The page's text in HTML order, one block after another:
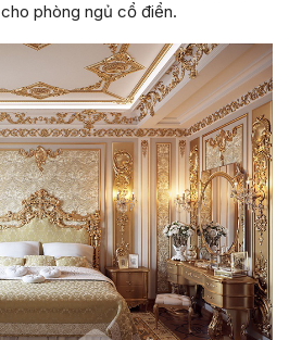
phòng ngủ cổ điển.